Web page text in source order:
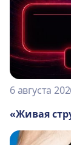
6 августа
«Живая